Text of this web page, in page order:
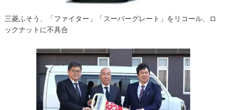
三菱ふそう、「ファイター」「スーパーグレート」をリコール、ロ
ックナットに不具合